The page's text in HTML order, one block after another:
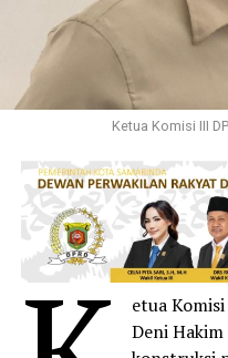
Ketua Komisi III
etua
Deni